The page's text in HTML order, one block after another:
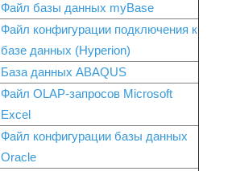
Файл базы данных myBase
Файл конфигурации подключения к
базе данных (Hyperion)
База данных ABAQUS
Файл OLAP-запросов Microsoft
Excel
Файл конфигурации базы данных
Oracle